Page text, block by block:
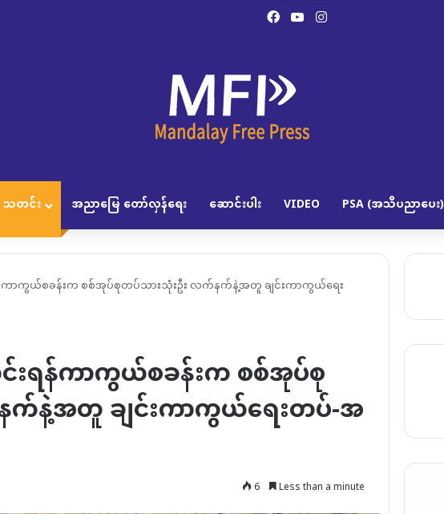
Facebook
YouTubeInstagram
သတင်း အညာမြေ တော်လှန်ရေး ဆောင်းပါး VIDEO PSA (အသိပညာပေး)
ကာကွယ်စခန်းက စစ်အုပ်စုတပ်သားသုံးဦး လက်နက်နဲ့အတူ ချင်းကာကွယ်ရေး
းရန်ကာကွယ်စခန်းက စစ်အုပ်စု
က်နဲ့အတူ ချင်းကာကွယ်ရေးတပ်-အ
6 Less than a minute